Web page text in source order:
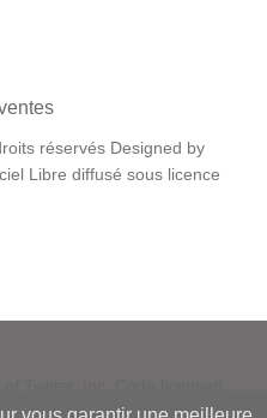
réservés Designed by
Libre diffusé sous licence